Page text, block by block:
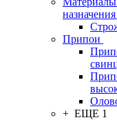
назначения
Припои
+ ЕЩЕ 1